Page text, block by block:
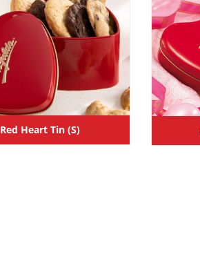
Red Heart Tin (S)